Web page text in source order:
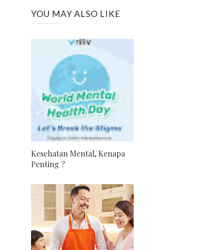
YOU MAY ALSO LIKE
Kesehatan Mental, Kenapa
Penting ?